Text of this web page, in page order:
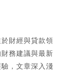
財經與貸款領
務建議與最新
，文章深入淺